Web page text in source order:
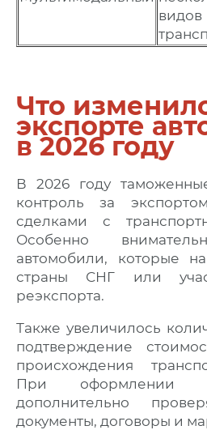
видов
Что
экспорте
в 2026 году
В 2026 году
контроль за
сделками с
Особенно
автомобили, которые
страны СНГ или
реэкспорта.
Также увеличилось
подтверждение
происхождения
При оформлении
дополнительно
документы, договоры и